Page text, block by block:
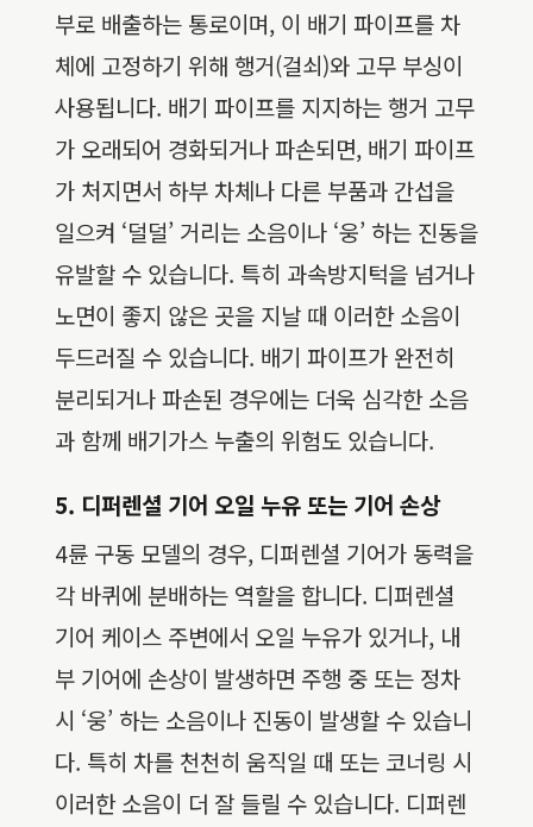
부로 배출하는 통로이며, 이 배기 파이프를 차
체에 고정하기 위해 행거(걸쇠)와 고무 부싱이
사용됩니다. 배기 파이프를 지지하는 행거 고무
가 오래되어 경화되거나 파손되면, 배기 파이프
가 처지면서 하부 차체나 다른 부품과 간섭을
일으켜 ‘덜덜’ 거리는 소음이나 ‘웅’ 하는 진동을
유발할 수 있습니다. 특히 과속방지턱을 넘거나
노면이 좋지 않은 곳을 지날 때 이러한 소음이
두드러질 수 있습니다. 배기 파이프가 완전히
분리되거나 파손된 경우에는 더욱 심각한 소음
과 함께 배기가스 누출의 위험도 있습니다.
5. 디퍼렌셜 기어 오일 누유 또는 기어 손상
4륜 구동 모델의 경우, 디퍼렌셜 기어가 동력을
각 바퀴에 분배하는 역할을 합니다. 디퍼렌셜
기어 케이스 주변에서 오일 누유가 있거나, 내
부 기어에 손상이 발생하면 주행 중 또는 정차
시 ‘웅’ 하는 소음이나 진동이 발생할 수 있습니
다. 특히 차를 천천히 움직일 때 또는 코너링 시
이러한 소음이 더 잘 들릴 수 있습니다. 디퍼렌